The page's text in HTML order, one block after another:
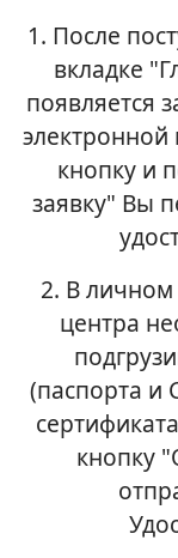
1. После
вкладке
появляется
кнопку и
заявку" Вы
2. В
центра
(паспорта и
кнопку